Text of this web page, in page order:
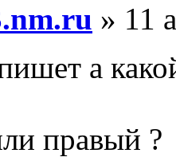
» 11
а
правый ?